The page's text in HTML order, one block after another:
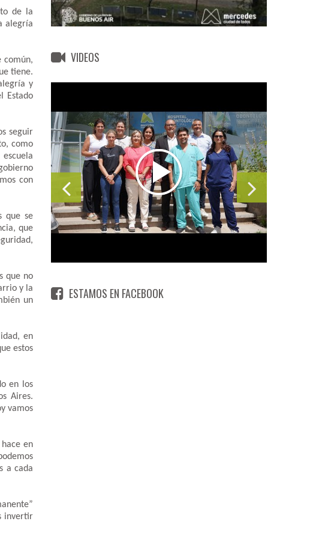
de la
alegría
común,
tiene.
y
Estado
seguir
como
con
que se
que
que no
y la
un
en
estos
en los
Aires.
vamos
en
a cada
invertir
VIDEOS
ESTAMOS EN FACEBOOK